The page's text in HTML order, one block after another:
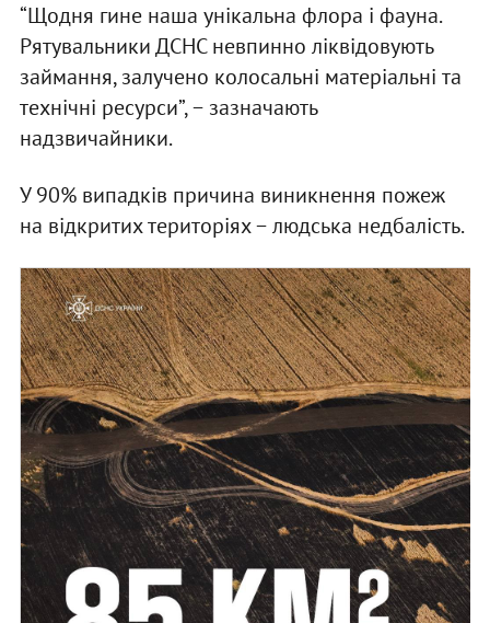
“Щодня гине наша унікальна флора і фауна.
Рятувальники ДСНС невпинно ліквідовують
займання, залучено колосальні матеріальні та
технічні ресурси”, − зазначають
надзвичайники.
У 90% випадків причина виникнення пожеж
на відкритих територіях − людська недбалість.